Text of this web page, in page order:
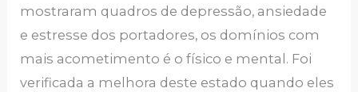
mostraram quadros de depressão, ansiedade
e estresse dos portadores, os domínios com
mais acometimento é o físico e mental. Foi
verificada a melhora deste estado quando eles